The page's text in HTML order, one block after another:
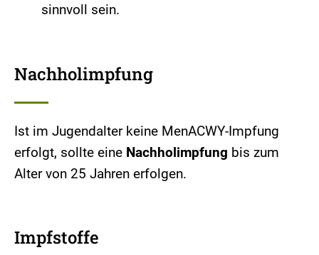
sinnvoll sein.
Nachholimpfung
Ist im Jugendalter keine MenACWY-Impfung
erfolgt, sollte eine Nachholimpfung bis zum
Alter von 25 Jahren erfolgen.
Impfstoffe